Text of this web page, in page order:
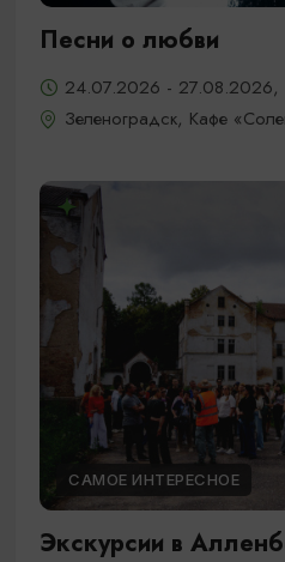
Песни о любви
24.07.2026 - 27.08.2026,
Зеленоградск, Кафе
САМОЕ ИНТЕРЕСНОЕ
Экскурсии в